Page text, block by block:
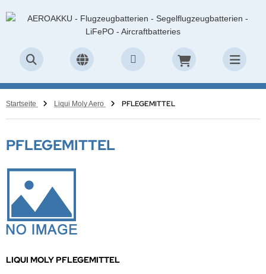
Startseite Liqui Moly Aero PFLEGEMITTEL
PFLEGEMITTEL
LIQUI MOLY PFLEGEMITTEL